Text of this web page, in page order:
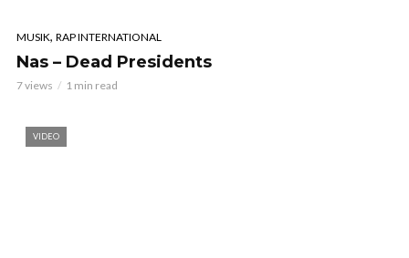
MUSIK, RAP INTERNATIONAL
Nas – Dead Presidents
7 views 1 min read
VIDEO